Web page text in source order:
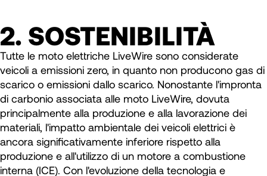
2. SOSTENIBILITÀ
Tutte le moto elettriche LiveWire sono considerate
veicoli a emissioni zero, in quanto non producono gas di
scarico o emissioni dallo scarico. Nonostante l'impronta
di carbonio associata alle moto LiveWire, dovuta
principalmente alla produzione e alla lavorazione dei
materiali, l'impatto ambientale dei veicoli elettrici è
ancora significativamente inferiore rispetto alla
produzione e all'utilizzo di un motore a combustione
interna (ICE). Con l'evoluzione della tecnologia e